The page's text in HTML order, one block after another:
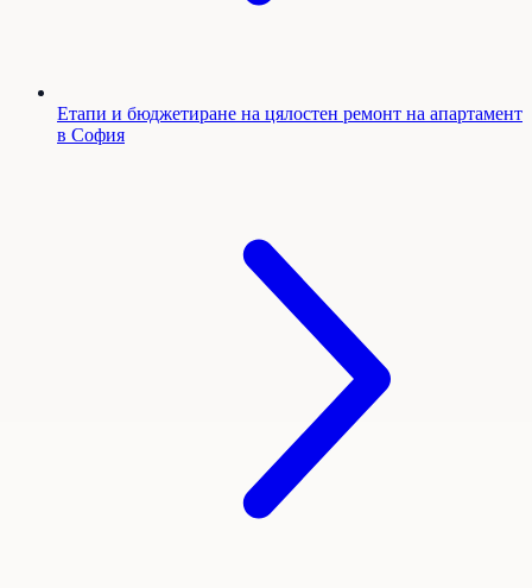
Етапи и бюджетиране на цялостен ремонт на апартамент
в София